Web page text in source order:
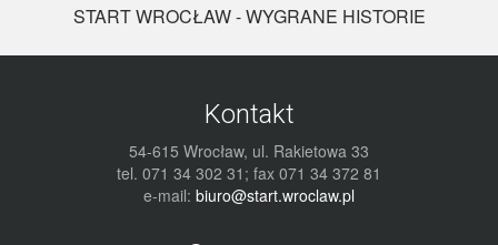
START WROCŁAW - WYGRANE HISTORIE
Kontakt
54-615 Wrocław, ul. Rakietowa 33
tel. 071 34 302 31; fax 071 34 372 81
e-mail: biuro@start.wroclaw.pl